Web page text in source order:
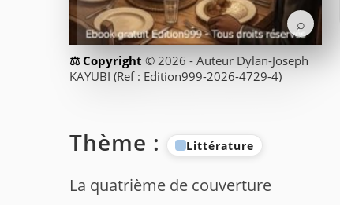
⌕
© 2026 - Auteur Dylan-Joseph
KAYUBI (Ref : Edition999-2026-4729-4)
Thème : Littérature
La quatrième de couverture